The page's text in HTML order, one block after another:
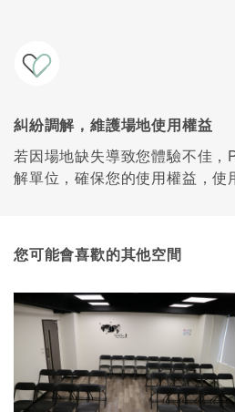
糾紛調解，維護場地使用權益
若因場地缺失導致您體驗不佳
解單位，確保您的使用權益，使
您可能會喜歡的其他空間